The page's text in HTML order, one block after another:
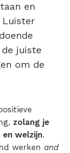
en
juiste
om de
zolang je
welzijn.
werken and